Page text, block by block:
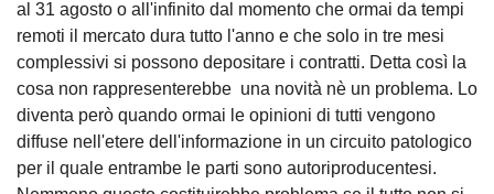
al 31 agosto o all'infinito dal momento che ormai da tempi
remoti il mercato dura tutto l'anno e che solo in tre mesi
complessivi si possono depositare i contratti. Detta così la
cosa non rappresenterebbe una novità nè un problema. Lo
diventa però quando ormai le opinioni di tutti vengono
diffuse nell'etere dell'informazione in un circuito patologico
per il quale entrambe le parti sono autoriproducentesi.